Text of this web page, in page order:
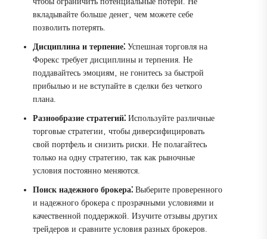
вкладывайте больше денег‚ чем можете себе
позволить потерять.
Дисциплина и терпение⁚ Успешная торговля на
Форекс требует дисциплины и терпения. Не
поддавайтесь эмоциям‚ не гонитесь за быстрой
прибылью и не вступайте в сделки без четкого
плана.
Разнообразие стратегий⁚ Используйте различные
торговые стратегии‚ чтобы диверсифицировать
свой портфель и снизить риски. Не полагайтесь
только на одну стратегию‚ так как рыночные
условия постоянно меняются.
Поиск надежного брокера⁚ Выберите проверенного
и надежного брокера с прозрачными условиями и
качественной поддержкой. Изучите отзывы других
трейдеров и сравните условия разных брокеров.